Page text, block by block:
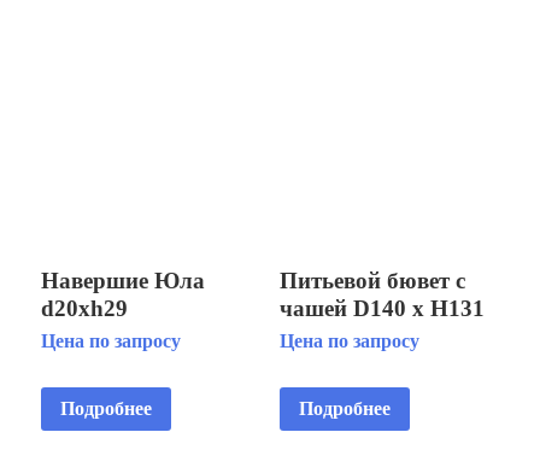
Навершие Юла
d20хh29
Цена по запросу
Подробнее
Питьевой бювет с
чашей D140 х H131
Цена по запросу
Подробнее